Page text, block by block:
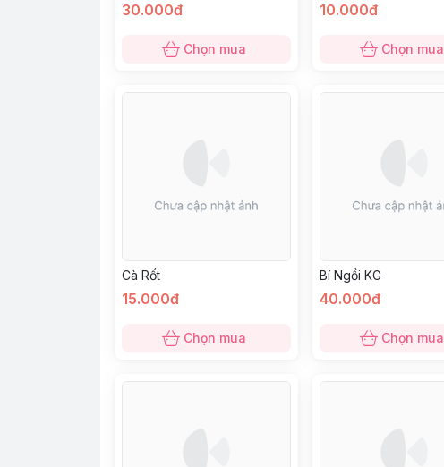
30.000đ
Chọn mua
10.000đ
Chọn mua
Cà Rốt
15.000đ
Chọn mua
Bí Ngồi KG
40.000đ
Chọn mua